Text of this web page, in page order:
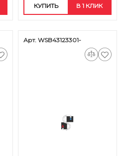
КУПИТЬ В 1 КЛИК
Арт. WSB43123301-